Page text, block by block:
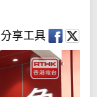
分享工具